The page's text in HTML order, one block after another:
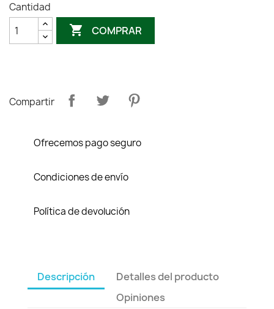
Cantidad
 COMPRAR
Compartir
Ofrecemos pago seguro
Condiciones de envío
Política de devolución
Descripción
Detalles del producto
Opiniones